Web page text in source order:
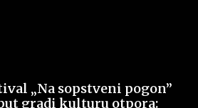
„Na sopstveni pogon”
gradi kulturu otpora: